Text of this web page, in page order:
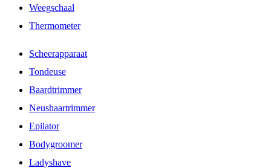
Weegschaal
Thermometer
Scheerapparaat
Tondeuse
Baardtrimmer
Neushaartrimmer
Epilator
Bodygroomer
Ladyshave